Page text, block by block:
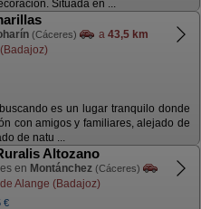
Situada en ...
(Cáceres) a 43,5 km
es un lugar tranquilo donde
con amigos y familiares, alejado de
de natu ...
Altozano
en Montánchez (Cáceres)
Alange (Badajoz)
€